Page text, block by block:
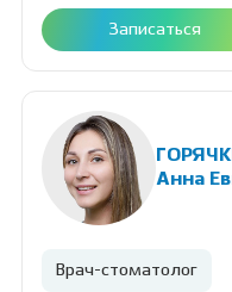
Записаться
Анна
Врач-стоматолог